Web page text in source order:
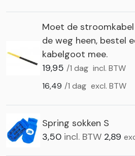
Moet de
de weg heen, bestel
kabelgoot mee.
19,95 /1 dag incl. BTW
16,49 /1 dag excl. BTW
Spring sokken S
3,50 incl. BTW 2,89